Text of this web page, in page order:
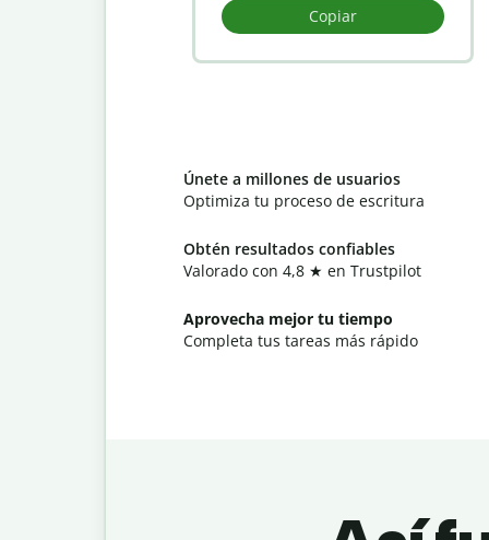
Copiar
Únete a millones de usuarios
Optimiza tu proceso de escritura
Obtén resultados confiables
Valorado con 4,8 ★ en Trustpilot
Aprovecha mejor tu tiempo
Completa tus tareas más rápido